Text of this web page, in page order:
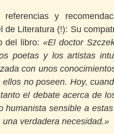
referencias y
de Literatura (!): Su
del libro:«El doctor
poetas y los artistas
con unos
ellos no poseen. Hoy,
el debate acerca de
humanista sensible a
una verdadera necesidad.»